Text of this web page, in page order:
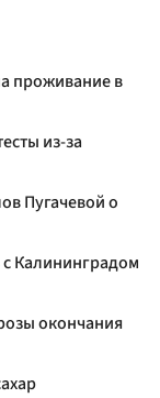
проживание в
из-за
Пугачевой о
Калининградом
окончания